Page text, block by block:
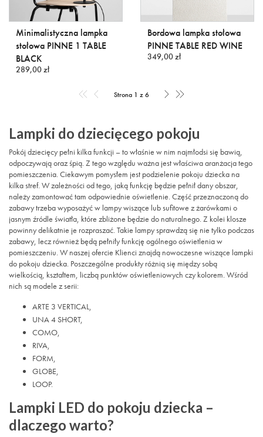
Minimalistyczna lampka
stołowa PINNE 1 TABLE
BLACK
289,00 zł
Bordowa lampka stołowa
PINNE TABLE RED WINE
349,00 zł
Strona 1 z 6
Lampki do dziecięcego pokoju
Pokój dziecięcy pełni kilka funkcji – to właśnie w nim najmłodsi się bawią,
odpoczywają oraz śpią. Z tego względu ważna jest właściwa aranżacja tego
pomieszczenia. Ciekawym pomysłem jest podzielenie pokoju dziecka na
kilka stref. W zależności od tego, jaką funkcję będzie pełnił dany obszar,
należy zamontować tam odpowiednie oświetlenie. Część przeznaczoną do
zabawy trzeba wyposażyć w lampy wiszące lub sufitowe z żarówkami o
jasnym źródle światła, które zbliżone będzie do naturalnego. Z kolei klosze
powinny delikatnie je rozpraszać. Takie lampy sprawdzą się nie tylko podczas
zabawy, lecz również będą pełniły funkcję ogólnego oświetlenia w
pomieszczeniu. W naszej ofercie Klienci znajdą nowoczesne wiszące lampki
do pokoju dziecka. Poszczególne produkty różnią się między sobą
wielkością, kształtem, liczbą punktów oświetleniowych czy kolorem. Wśród
nich są modele z serii:
ARTE 3 VERTICAL,
UNA 4 SHORT,
COMO,
RIVA,
FORM,
GLOBE,
LOOP.
Lampki LED do pokoju dziecka –
dlaczego warto?